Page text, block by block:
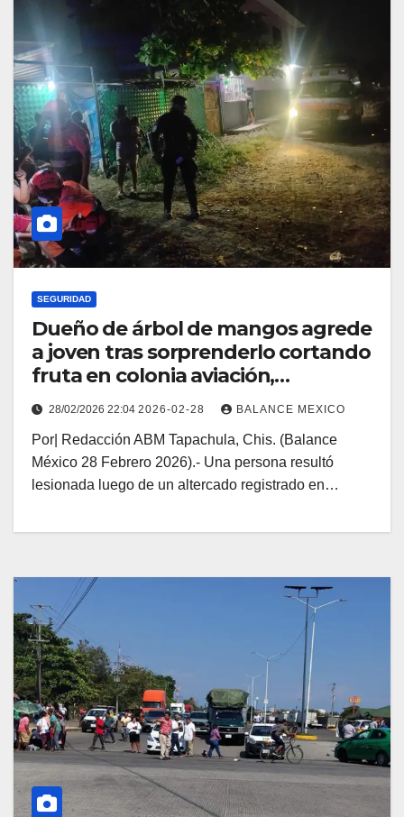
SEGURIDAD
Dueño de árbol de mangos agrede
a joven tras sorprenderlo cortando
fruta en colonia aviación,
Tapachula
28/02/2026 22:04 2026-02-28 BALANCE MEXICO
Por| Redacción ABM Tapachula, Chis. (Balance
México 28 Febrero 2026).- Una persona resultó
lesionada luego de un altercado registrado en…